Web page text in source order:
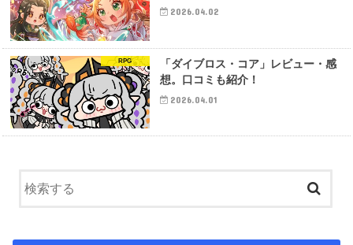
2026.04.02
RPG
「ダイブロス・コア」レビュー・感
想。口コミも紹介！
2026.04.01